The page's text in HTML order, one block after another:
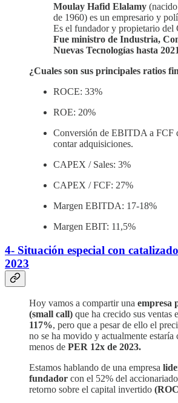
Moulay Hafid Elalamy
de 1960) es un empresario y
Es el fundador y propietario del
Fue ministro de Industria,
Nuevas Tecnologías hasta
¿Cuales son sus principales ratios
ROCE: 33%
ROE: 20%
Conversión de EBITDA a FCF
contar adquisiciones.
CAPEX / Sales: 3%
CAPEX / FCF: 27%
Margen EBITDA: 17-18%
Margen EBIT: 11,5%
4- Situación especial con
2023
Hoy vamos a compartir una empresa
(small call) que ha crecido sus ventas
117%, pero que a pesar de ello el
no se ha movido y actualmente estaría
menos de PER 12x de 2023.
Estamos hablando de una empresa
fundador con el 52% del
retorno sobre el capital invertido